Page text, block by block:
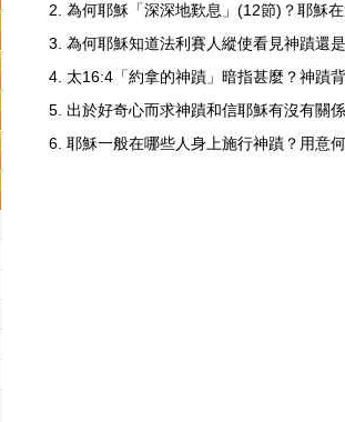
為何耶穌「深深地歎息」(12節)？耶穌
為何耶穌知道法利賽人縱使看見神蹟還
太16:4「約拿的神蹟」暗指甚麼？神蹟
出於好奇心而求神蹟和信耶穌有沒有關
耶穌一般在哪些人身上施行神蹟？用意